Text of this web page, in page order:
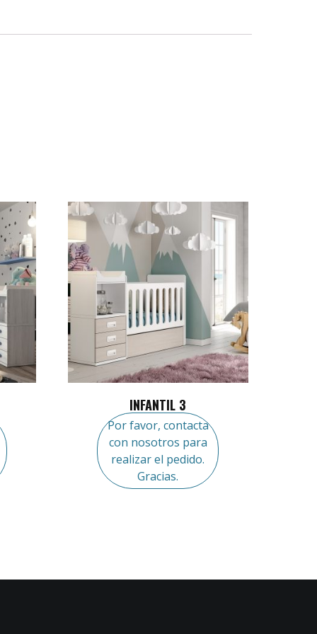
INFANTIL 3
Por favor, contacta
con nosotros para
realizar el pedido.
Gracias.